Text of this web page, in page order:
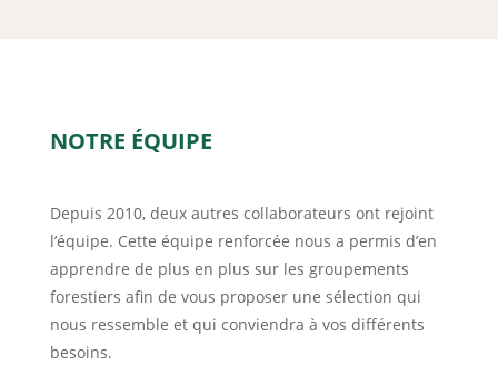
NOTRE ÉQUIPE
Depuis 2010, deux autres collaborateurs ont rejoint
l’équipe. Cette équipe renforcée nous a permis d’en
apprendre de plus en plus sur les groupements
forestiers afin de vous proposer une sélection qui
nous ressemble et qui conviendra à vos différents
besoins.